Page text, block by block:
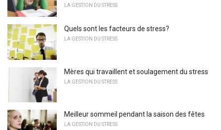
LA GESTION DU STRESS
Quels sont les facteurs de stress?
LA GESTION DU STRESS
Mères qui travaillent et soulagement du stress
LA GESTION DU STRESS
Meilleur sommeil pendant la saison des fêtes
LA GESTION DU STRESS